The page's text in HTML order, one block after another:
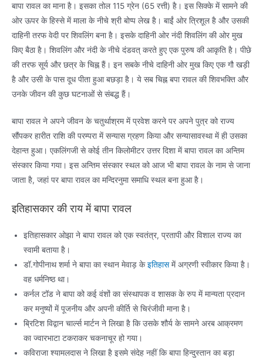
बापा रावल का माना है। इसका तोल 115 ग्रेन (65 रत्ती) है। इस सिक्के में सामने की
ओर ऊपर के हिस्से में माला के नीचे श्री बोप्प लेख है। बाईं ओर त्रिशूल है और उसकी
दाहिनी तरफ वेदी पर शिवलिंग बना है। इसके दाहिनी ओर नंदी शिवलिंग की ओर मुख
किए बैठा है। शिवलिंग और नंदी के नीचे दंडवत् करते हुए एक पुरुष की आकृति है। पीछे
की तरफ सूर्य और छत्र के चिह्न हैं। इन सबके नीचे दाहिनी ओर मुख किए एक गौ खड़ी
है और उसी के पास दूध पीता हुआ बछड़ा है। ये सब चिह्न बपा रावल की शिवभक्ति और
उनके जीवन की कुछ घटनाओं से संबद्ध हैं।
बापा रावल ने अपने जीवन के चतुर्थाश्रम में प्रवेश करने पर अपने पुत्र को राज्य
सौंपकर हारीत राशि की परम्परा में सन्यास ग्रहण किया और सन्यासावस्था में ही उसका
देहान्त हुआ। एकलिंगजी से कोई तीन किलोमीटर उत्तर दिशा में बापा रावल का अन्तिम
संस्कार किया गया। इस अन्तिम संस्कार स्थल को आज भी बापा रावल के नाम से जाना
जाता है, जहां पर बापा रावल का मन्दिरनुमा समाधि स्थल बना हुआ है।
इतिहासकार की राय में बापा रावल
इतिहासकार ओझा ने बापा रावल को एक स्वतंत्र, प्रतापी और विशाल राज्य का
स्वामी बताया है।
डॉ.गोपीनाथ शर्मा ने बापा का स्थान मेवाड़ केइतिहासमें अग्रणी स्वीकार किया है।
वह धर्मनिष्ठ था।
कर्नल टॉड ने बापा को कई वंशों का संस्थापक व शासक के रुप में मान्यता प्रदान
कर मनुष्यों में पूजनीय और अपनी कीर्ति से चिरंजीवी माना है।
ब्रिटिश विद्वान चार्ल्स मार्टन ने लिखा है कि उसके शौर्य के सामने अरब आक्रमण
का ज्वारभाटा टकराकर चकनाचूर हो गया।
कविराजा श्यामलदास ने लिखा है इसमे संदेह नहीं कि बापा हिन्दुस्तान का बड़ा